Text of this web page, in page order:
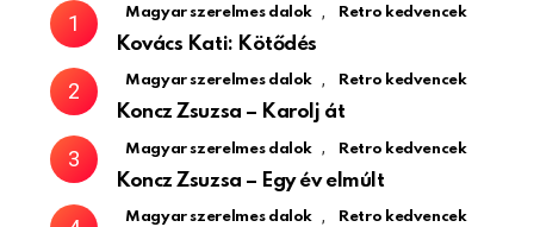
Magyar szerelmes dalok , Retro kedvencek
Kovács Kati: Kötődés
Magyar szerelmes dalok , Retro kedvencek
Koncz Zsuzsa – Karolj át
Magyar szerelmes dalok , Retro kedvencek
Koncz Zsuzsa – Egy év elmúlt
Magyar szerelmes dalok , Retro kedvencek